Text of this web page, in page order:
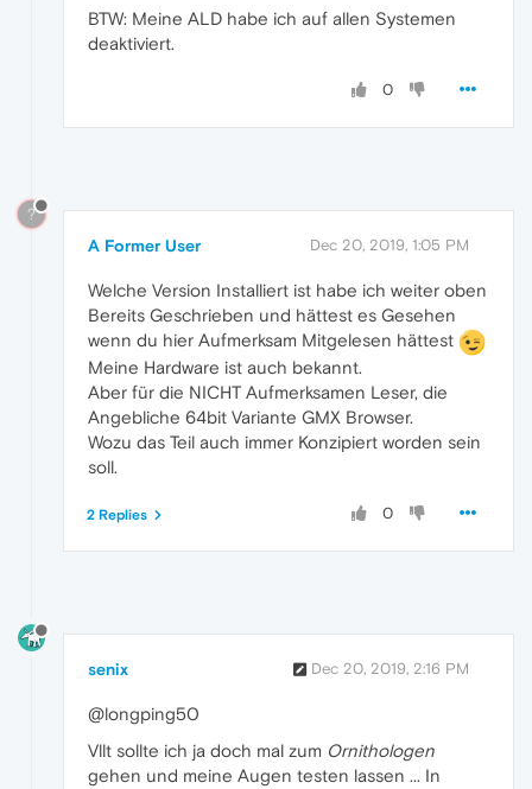
BTW: Meine ALD habe ich auf allen Systemen
deaktiviert.
0
?
A Former User Dec 20, 2019, 1:05 PM
Welche Version Installiert ist habe ich weiter oben
Bereits Geschrieben und hättest es Gesehen
wenn du hier Aufmerksam Mitgelesen hättest
Meine Hardware ist auch bekannt.
Aber für die NICHT Aufmerksamen Leser, die
Angebliche 64bit Variante GMX Browser.
Wozu das Teil auch immer Konzipiert worden sein
soll.
0
2 Replies
senix Dec 20, 2019, 2:16 PM
@longping50
Vllt sollte ich ja doch mal zum Ornithologen
gehen und meine Augen testen lassen ... In